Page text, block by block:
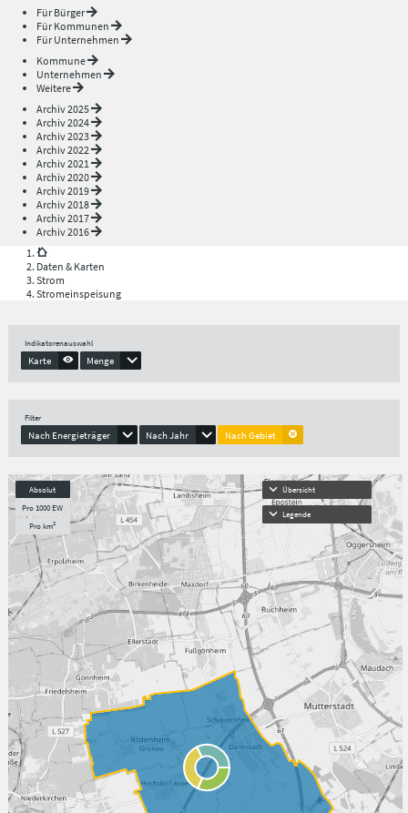
Für Bürger
Für Kommunen
Für Unternehmen
Kommune
Unternehmen
Weitere
Archiv 2025
Archiv 2024
Archiv 2023
Archiv 2022
Archiv 2021
Archiv 2020
Archiv 2019
Archiv 2018
Archiv 2017
Archiv 2016
Daten & Karten
Strom
Stromeinspeisung
Indikatorenauswahl
Karte Menge
Filter
Nach Energieträger Nach Jahr Nach Gebiet
Absolut
Pro 1000 EW
Pro km²
Übersicht
Legende